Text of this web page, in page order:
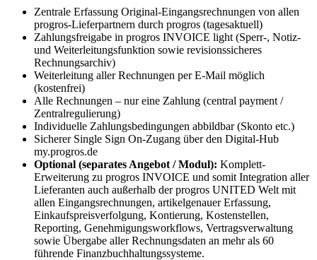
Zentrale Erfassung Original-Eingangsrechnungen von allen
progros-Lieferpartnern durch progros (tagesaktuell)
Zahlungsfreigabe in progros INVOICE light (Sperr-, Notiz-
und Weiterleitungsfunktion sowie revisionssicheres
Rechnungsarchiv)
Weiterleitung aller Rechnungen per E-Mail möglich
(kostenfrei)
Alle Rechnungen – nur eine Zahlung (central payment /
Zentralregulierung)
Individuelle Zahlungsbedingungen abbildbar (Skonto etc.)
Sicherer Single Sign On-Zugang über den Digital-Hub
my.progros.de
Optional (separates Angebot / Modul): Komplett-
Erweiterung zu progros INVOICE und somit Integration aller
Lieferanten auch außerhalb der progros UNITED Welt mit
allen Eingangsrechnungen, artikelgenauer Erfassung,
Einkaufspreisverfolgung, Kontierung, Kostenstellen,
Reporting, Genehmigungsworkflows, Vertragsverwaltung
sowie Übergabe aller Rechnungsdaten an mehr als 60
führende Finanzbuchhaltungssysteme.